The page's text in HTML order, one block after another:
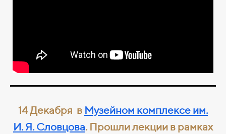
14 Декабря в Музейном комплексе им.
И. Я. Словцова. Прошли лекции в рамках